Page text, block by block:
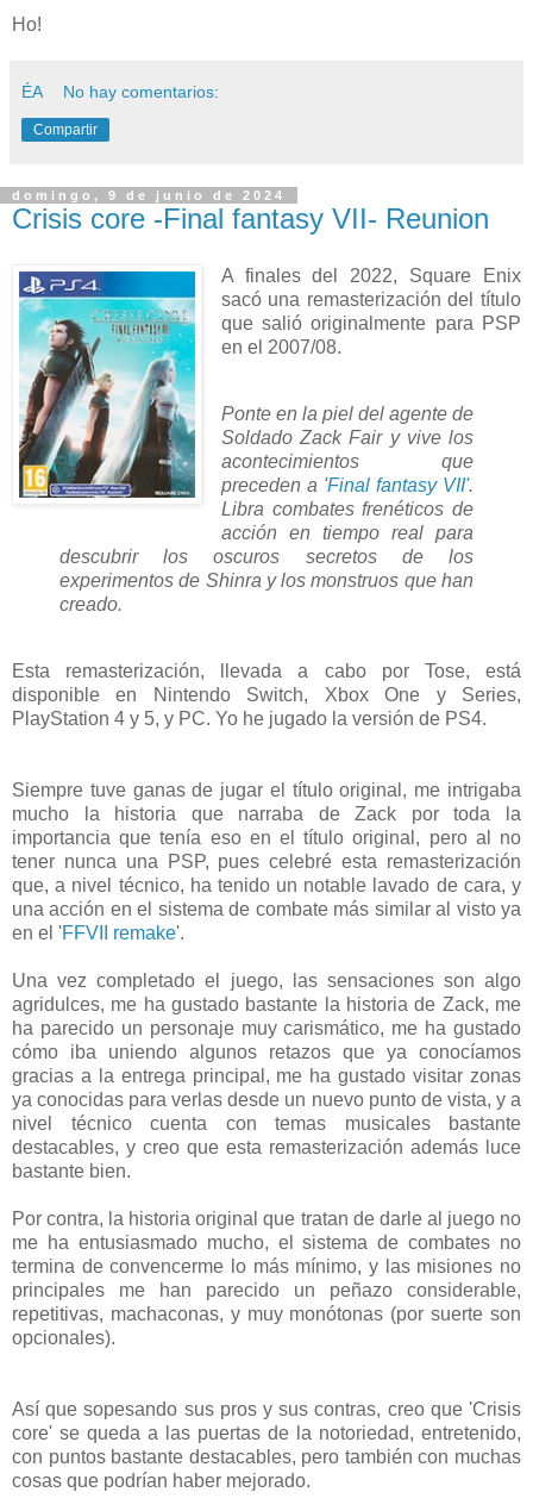
Ho!
ÉA No hay comentarios:
Compartir
domingo, 9 de junio de 2024
Crisis core -Final fantasy VII- Reunion
A finales del 2022, Square Enix
sacó una remasterización del título
que salió originalmente para PSP
en el 2007/08.
Ponte en la piel del agente de
Soldado Zack Fair y vive los
acontecimientos que
preceden a 'Final fantasy VII'.
Libra combates frenéticos de
acción en tiempo real para
descubrir los oscuros secretos de los
experimentos de Shinra y los monstruos que han
creado.
Esta remasterización, llevada a cabo por Tose, está
disponible en Nintendo Switch, Xbox One y Series,
PlayStation 4 y 5, y PC. Yo he jugado la versión de PS4.
Siempre tuve ganas de jugar el título original, me intrigaba
mucho la historia que narraba de Zack por toda la
importancia que tenía eso en el título original, pero al no
tener nunca una PSP, pues celebré esta remasterización
que, a nivel técnico, ha tenido un notable lavado de cara, y
una acción en el sistema de combate más similar al visto ya
en el 'FFVII remake'.
Una vez completado el juego, las sensaciones son algo
agridulces, me ha gustado bastante la historia de Zack, me
ha parecido un personaje muy carismático, me ha gustado
cómo iba uniendo algunos retazos que ya conocíamos
gracias a la entrega principal, me ha gustado visitar zonas
ya conocidas para verlas desde un nuevo punto de vista, y a
nivel técnico cuenta con temas musicales bastante
destacables, y creo que esta remasterización además luce
bastante bien.
Por contra, la historia original que tratan de darle al juego no
me ha entusiasmado mucho, el sistema de combates no
termina de convencerme lo más mínimo, y las misiones no
principales me han parecido un peñazo considerable,
repetitivas, machaconas, y muy monótonas (por suerte son
opcionales).
Así que sopesando sus pros y sus contras, creo que 'Crisis
core' se queda a las puertas de la notoriedad, entretenido,
con puntos bastante destacables, pero también con muchas
cosas que podrían haber mejorado.